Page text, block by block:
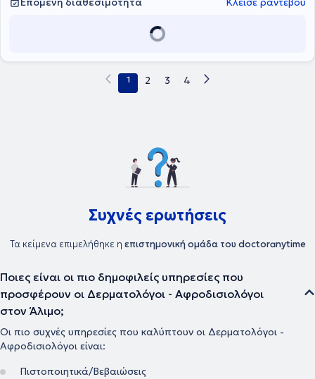
Πολυιατρείο Central Medical Park.
1 2 3 4
Συχνές ερωτήσεις
Τα κείμενα επιμελήθηκε η επιστημονική ομάδα του doctoranytime
Ποιες είναι οι πιο δημοφιλείς υπηρεσίες που
προσφέρουν οι Δερματολόγοι - Αφροδισιολόγοι
στον Άλιμο;
Οι πιο συχνές υπηρεσίες που καλύπτουν οι Δερματολόγοι -
Αφροδισιολόγοι είναι:
Πιστοποιητικά/Βεβαιώσεις